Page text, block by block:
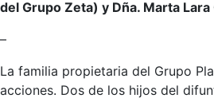
del Grupo Zeta) y Dña. Marta
–
La familia propietaria del Grupo
acciones. Dos de los hijos del